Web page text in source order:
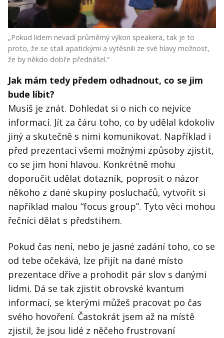
„Pokud lidem nevadí průměrný výkon speakera, tak je to
proto, že se stali apatickými a vytěsnili ze své hlavy možnost,
že by někdo dobře přednášel.“
Jak mám tedy předem odhadnout, co se jim
bude líbit?
Musíš je znát. Dohledat si o nich co nejvíce
informací. Jít za čáru toho, co by udělal kdokoliv
jiný a skutečně s nimi komunikovat. Například i
před prezentací všemi možnými způsoby zjistit,
co se jim honí hlavou. Konkrétně mohu
doporučit udělat dotazník, poprosit o názor
někoho z dané skupiny posluchačů, vytvořit si
například malou “focus group”. Tyto věci mohou
řečníci dělat s předstihem.
Pokud čas není, nebo je jasné zadání toho, co se
od tebe očekává, lze přijít na dané místo
prezentace dříve a prohodit pár slov s danými
lidmi. Dá se tak zjistit obrovské kvantum
informací, se kterými můžeš pracovat po čas
svého hovoření. Častokrát jsem až na místě
zjistil, že jsou lidé z něčeho frustrovaní